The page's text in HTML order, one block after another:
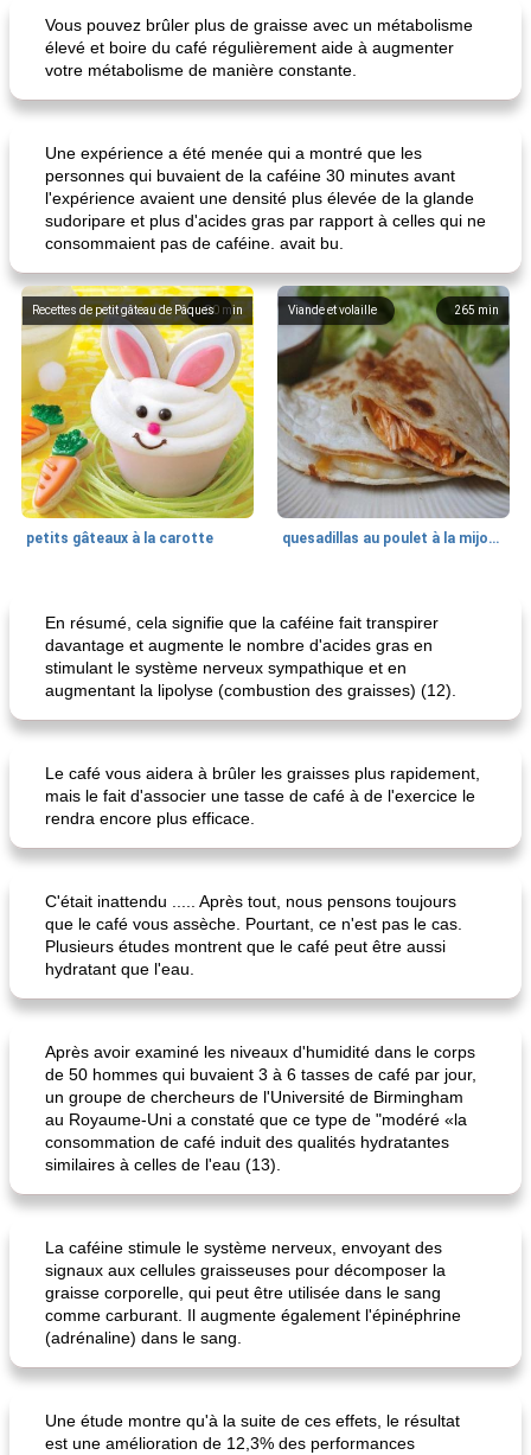
Vous pouvez brûler plus de graisse avec un métabolisme
élevé et boire du café régulièrement aide à augmenter
votre métabolisme de manière constante.
Une expérience a été menée qui a montré que les
personnes qui buvaient de la caféine 30 minutes avant
l'expérience avaient une densité plus élevée de la glande
sudoripare et plus d'acides gras par rapport à celles qui ne
consommaient pas de caféine. avait bu.
80 min
Recettes de petit gâteau de Pâques
petits gâteaux à la carotte
265 min
Viande et volaille
quesadillas au poulet à la mijoteuse
En résumé, cela signifie que la caféine fait transpirer
davantage et augmente le nombre d'acides gras en
stimulant le système nerveux sympathique et en
augmentant la lipolyse (combustion des graisses) (12).
Le café vous aidera à brûler les graisses plus rapidement,
mais le fait d'associer une tasse de café à de l'exercice le
rendra encore plus efficace.
C'était inattendu ..... Après tout, nous pensons toujours
que le café vous assèche. Pourtant, ce n'est pas le cas.
Plusieurs études montrent que le café peut être aussi
hydratant que l'eau.
Après avoir examiné les niveaux d'humidité dans le corps
de 50 hommes qui buvaient 3 à 6 tasses de café par jour,
un groupe de chercheurs de l'Université de Birmingham
au Royaume-Uni a constaté que ce type de "modéré «la
consommation de café induit des qualités hydratantes
similaires à celles de l'eau (13).
La caféine stimule le système nerveux, envoyant des
signaux aux cellules graisseuses pour décomposer la
graisse corporelle, qui peut être utilisée dans le sang
comme carburant. Il augmente également l'épinéphrine
(adrénaline) dans le sang.
Une étude montre qu'à la suite de ces effets, le résultat
est une amélioration de 12,3% des performances